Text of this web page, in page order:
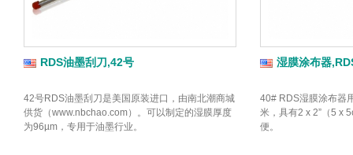
RDS油墨刮刀,42号
42号RDS油墨刮刀是美国原装进口，由南北潮商城
供货（www.nbchao.com）。可以制定的湿膜厚度
为96µm，专用于油墨行业。
湿膜涂布器
40# RDS湿膜涂布器
米，具有2 x 2”（5 x
便。